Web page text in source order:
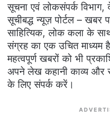
सूचना एवं लोकसंपर्क विभाग,
सूचीबद्ध न्यूज़ पोर्टल – खबर
साहित्यिक, लोक कला के
संग्रह का एक उचित माध्यम
महत्वपूर्ण खबरों को भी
अपने लेख कहानी काव्य और
के लिए संपर्क करें।